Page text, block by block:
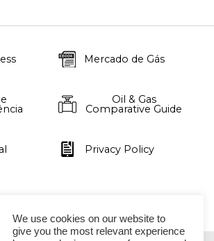
Mercado de Gás
Oil & Gas
Comparative Guide
Privacy Policy
We use cookies on our website to
give you the most relevant experience